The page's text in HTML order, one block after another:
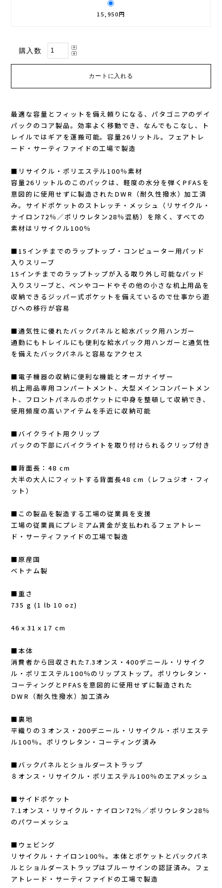
ジャパンエナジーフード
ミドリ安全
梅丹
セット
goodr(グダー)
Hydrapak(ハイドラパック)
injinji(インジンジ)
INSTINCT(インスティンクト)
Joe Nimble(ジョー ニンブル)
Lithe Apparel（ライテ アパレル）
LUNA SANDALS(ルナサンダル)
MARSQUEST(マーズクエスト)
MERRELL(メレル)
MOUNTAIN HARD WEAR(マウンテンハー
ドウェア)
New Era(ニューエラ)
New-HALE(ニューハレ)
NORTEC (ノルテック)
OLENO(オレノ)
OMM(オリジナルマウンテンマラソン)
On Running(オンランニング)
OOFOS (ウーフォス)
Outdoor Research (アウトドアリサーチ)
patagonia(パタゴニア)
R×L(アールエル)
Rab(ラブ)
RAIDLIGHT(レイドライト)
ROARK(ロアーク)
15,950円
購入数
最適な容量とフィットを備え頼りになる、パタゴニアのデイ
パックのコア製品。効率よく移動でき、なんでもこなし、ト
レイルではギアを運搬可能。容量26リットル。フェアトレ
ード・サーティファイドの工場で製造
■リサイクル・ポリエステル100％素材
容量26リットルのこのパックは、軽度の水分を弾くPFASを
意図的に使用せずに製造されたDWR（耐久性撥水）加工済
み。サイドポケットのストレッチ・メッシュ（リサイクル・
ナイロン72％／ポリウレタン28％混紡）を除く、すべての
素材はリサイクル100％
■15インチまでのラップトップ・コンピューター用パッド
入りスリーブ
15インチまでのラップトップが入る取り外し可能なパッド
入りスリーブと、ペンやコードやその他の小さな机上用品を
収納できるジッパー式ポケットを備えているので仕事から遊
びへの移行が容易
■通気性に優れたバックパネルと給水パック用ハンガー
通勤にもトレイルにも便利な給水パック用ハンガーと通気性
を備えたバックパネルと容易なアクセス
■電子機器の収納に便利な機能とオーガナイザー
机上用品専用コンパートメント、大型メインコンパートメン
ト、フロントパネルのポケットに中身を整頓して収納でき、
使用頻度の高いアイテムを手近に収納可能
■バイクライト用クリップ
パックの下部にバイクライトを取り付けられるクリップ付き
■背面長：48 cm
大半の大人にフィットする背面長48 cm（レフュジオ・フィ
ット）
■この製品を製造する工場の従業員を支援
工場の従業員にプレミアム賃金が支払われるフェアトレー
ド・サーティファイドの工場で製造
■原産国
ベトナム製
■重さ
735 g (1 lb 10 oz)
46ｘ31ｘ17 cm
■本体
消費者から回収された7.3オンス・400デニール・リサイク
ル・ポリエステル100％のリップストップ。ポリウレタン・
コーティングとPFASを意図的に使用せずに製造された
DWR（耐久性撥水）加工済み
■裏地
平織りの３オンス・200デニール・リサイクル・ポリエステ
ル100％。ポリウレタン・コーティング済み
■バックパネルとショルダーストラップ
８オンス・リサイクル・ポリエステル100％のエアメッシュ
■サイドポケット
7.1オンス・リサイクル・ナイロン72％／ポリウレタン28％
のパワーメッシュ
■ウェビング
リサイクル・ナイロン100％。本体とポケットとバックパネ
ルとショルダーストラップはブルーサインの認証済み。フェ
アトレード・サーティファイドの工場で製造